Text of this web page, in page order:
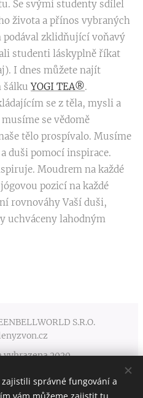
Se svými studenty sdílel
života a přínos vybraných
zklidňující voňavý
studenti láskyplně říkat
I dnes můžete najít
šálkuYOGI TEA®.
se z těla, mysli a
se vědomě
tělo prospívalo. Musíme
duši pomocí inspirace.
Moudrem na každé
pozicí na každé
rovnováhy Vaší duši,
uchváceny lahodným
S.R.O.
vyhrazena 2020
Cookies
zajistili správné fungování a